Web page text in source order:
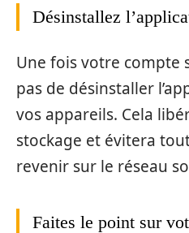
Désinstallez
Une fois votre compte
pas de désinstaller
vos appareils. Cela
stockage et évitera
revenir sur le réseau
Faites le point sur